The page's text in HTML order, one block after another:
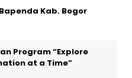
Kab. Bogor
Program “Explore
at a Time”